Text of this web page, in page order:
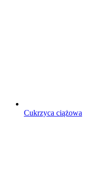
Cukrzyca ciążowa